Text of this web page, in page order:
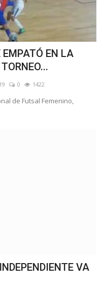
EN LA
0 1422
de Futsal Femenino,
VA